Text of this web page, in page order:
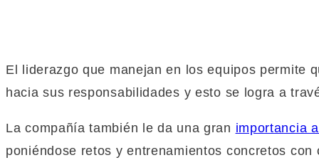
El liderazgo que manejan en los equipos permite
hacia sus responsabilidades y esto se logra a
La compañía también le da una gran importancia
poniéndose retos y entrenamientos concretos